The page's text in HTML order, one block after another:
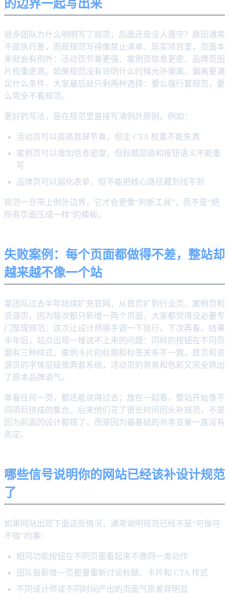
的边界一起写出来
很多团队为什么明明写了规范，后面还是没人遵守？原因通常
不是执行差，而是规范写得像禁止清单。现实项目里，页面本
来就会有例外：活动页节奏更强、案例页信息更密、品牌页图
片权重更高。如果规范没有说明什么时候允许偏离、偏离要满
足什么条件，大家最后就只剩两种选择：要么强行套规范，要
么完全不看规范。
更好的写法，是在规范里直接写清例外原则。例如：
活动页可以提高首屏节奏，但主 CTA 权重不能失真
案例页可以增加信息密度，但标题层级和按钮语义不能重
写
品牌页可以弱化表单，但不能把核心路径藏到找不到
规范一旦带上例外边界，它才会更像“判断工具”，而不是“把
所有页面压成一样”的模板。
失败案例：每个页面都做得不差，整站却
越来越不像一个站
某团队过去半年陆续扩充官网，从首页扩到行业页、案例页和
资源页。因为每次都只新增一两个页面，大家都觉得没必要专
门整理规范：这次让设计师顺手调一下就行，下次再看。结果
半年后，站点出现一堆说不上来的问题：同样的按钮在不同页
面有三种样式，案例卡片的标题和标签关系不一致，首页和资
源页的字体层级像两套系统，活动页的背景和色彩又完全跳出
了原本品牌语气。
单看任何一页，都还能说得过去；放在一起看，整站开始像不
同项目拼成的集合。后来他们花了很长时间回头补规范，不是
因为前面的设计都错了，而是因为最基础的共享变量一直没有
先定。
哪些信号说明你的网站已经该补设计规范
了
如果网站出现下面这些情况，通常说明规范已经不是“可做可
不做”的事：
相同功能按钮在不同页面看起来不像同一类动作
团队每新增一页都要重新讨论标题、卡片和 CTA 样式
不同设计师或不同时间产出的页面气质差异明显